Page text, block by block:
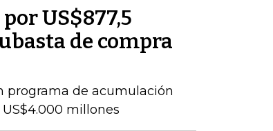
US$877,5
de compra
programa de acumulación
millones